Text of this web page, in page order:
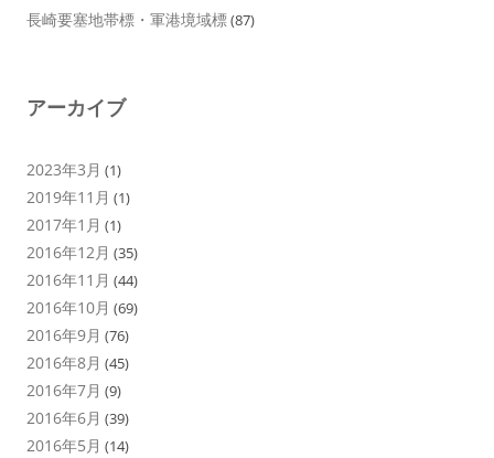
長崎要塞地帯標・軍港境域標(87)
アーカイブ
2023年3月 (1)
2019年11月 (1)
2017年1月 (1)
2016年12月 (35)
2016年11月 (44)
2016年10月 (69)
2016年9月 (76)
2016年8月 (45)
2016年7月 (9)
2016年6月 (39)
2016年5月 (14)